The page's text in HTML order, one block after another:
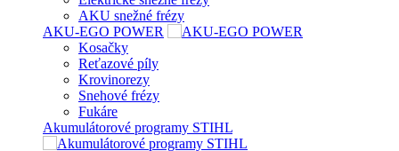
AKU snežné frézy
AKU-EGO POWER
Kosačky
Reťazové píly
Krovinorezy
Snehové frézy
Fukáre
Akumulátorové programy STIHL